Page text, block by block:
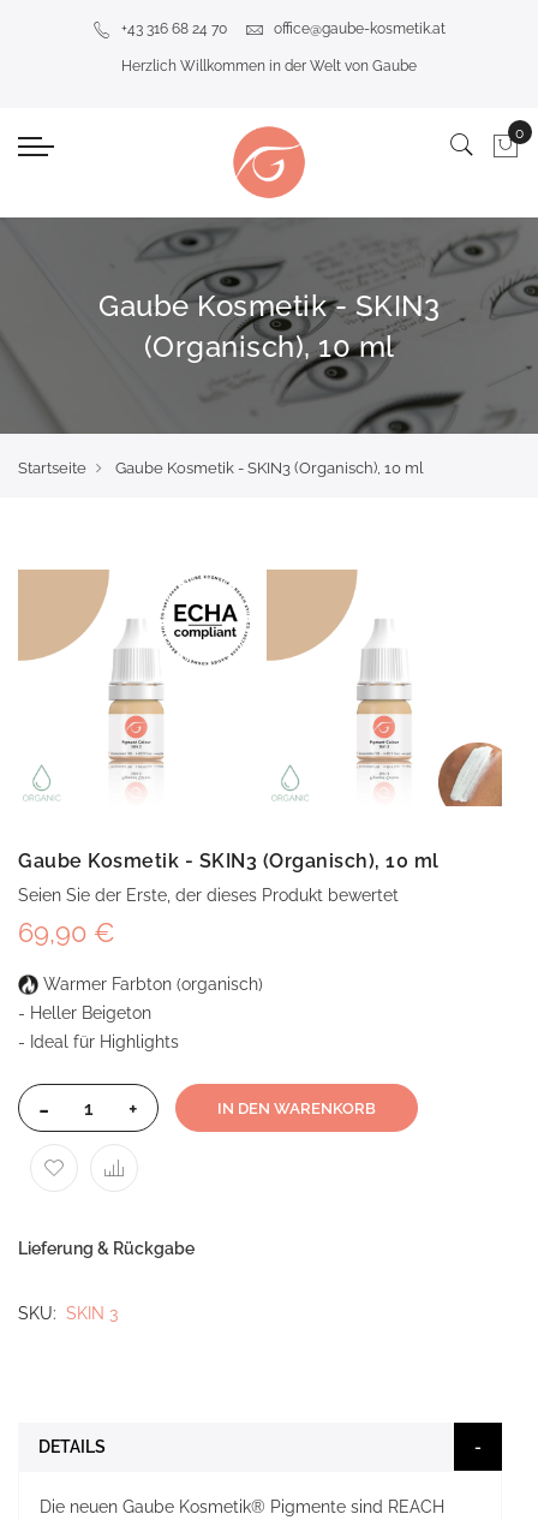
+43 316 68 24 70 office@gaube-kosmetik.at
Herzlich Willkommen in der Welt von Gaube
Gaube Kosmetik - SKIN3
(Organisch), 10 ml
Startseite Gaube Kosmetik - SKIN3 (Organisch), 10 ml
Gaube Kosmetik - SKIN3 (Organisch), 10 ml
Seien Sie der Erste, der dieses Produkt bewertet
69,90 €
Warmer Farbton (organisch)
- Heller Beigeton
- Ideal für Highlights
- + IN DEN WARENKORB
Lieferung & Rückgabe
SKU SKIN 3
DETAILS
Die neuen Gaube Kosmetik® Pigmente sind REACH